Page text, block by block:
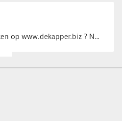
Uw vacature voor 4 weken op www.dekapper.biz ? Neem dan contact op met Maaike …